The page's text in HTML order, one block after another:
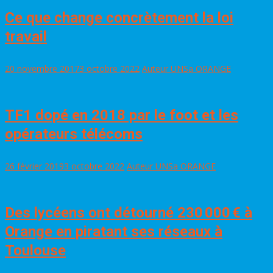
Ce que change concrètement la loi
travail
20 novembre 20173 octobre 2022 Auteur UNSa ORANGE
TF1 dopé en 2018 par le foot et les
opérateurs télécoms
26 février 20193 octobre 2022 Auteur UNSa ORANGE
Des lycéens ont détourné 230 000 € à
Orange en piratant ses réseaux à
Toulouse